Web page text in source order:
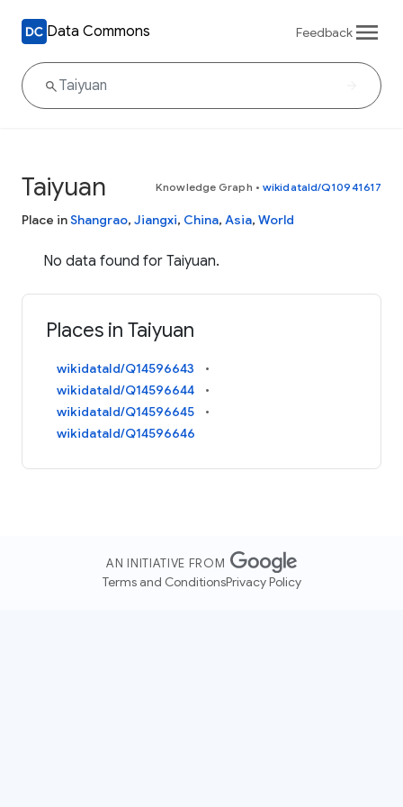
Data Commons Feedback
Taiyuan Knowledge Graph • wikidataId/Q10941617
Place inShangrao, Jiangxi, China, Asia, World
No data found for Taiyuan.
Places in Taiyuan
wikidataId/Q14596643
wikidataId/Q14596644
wikidataId/Q14596645
wikidataId/Q14596646
AN INITIATIVE FROM
Terms and ConditionsPrivacy Policy